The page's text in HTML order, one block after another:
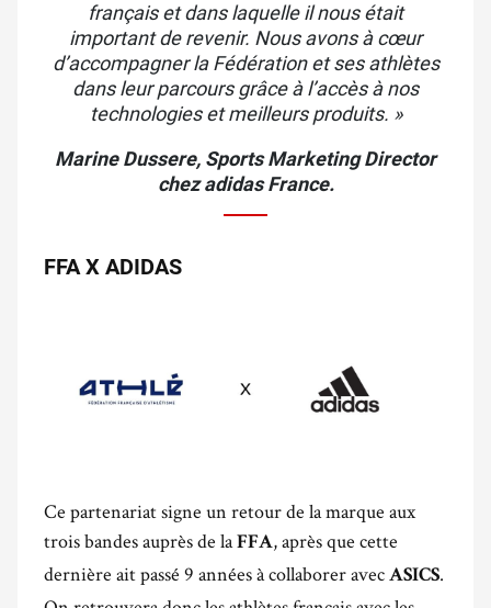
français et dans laquelle il nous était
important de revenir. Nous avons à cœur
d’accompagner la Fédération et ses athlètes
dans leur parcours grâce à l’accès à nos
technologies et meilleurs produits. »
MarineDussere, Sports MarketingDirector
chezadidasFrance.
FFA X ADIDAS
Ce partenariat signe un retour de la marque aux
trois bandes auprès de laFFA, après que cette
dernière ait passé 9 années à collaborer avec ASICS.